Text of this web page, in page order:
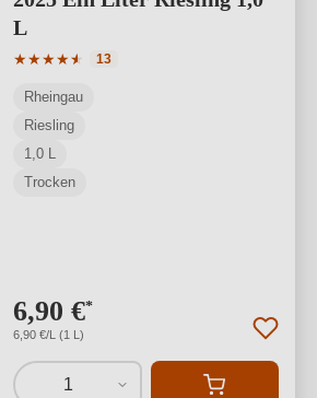
L
★★★★★
★
Durchschnittliche Bewertung von 4.85
13
Rheingau
Riesling
1,0 L
Trocken
6,90 €*
6,90 €/L (1 L)
1